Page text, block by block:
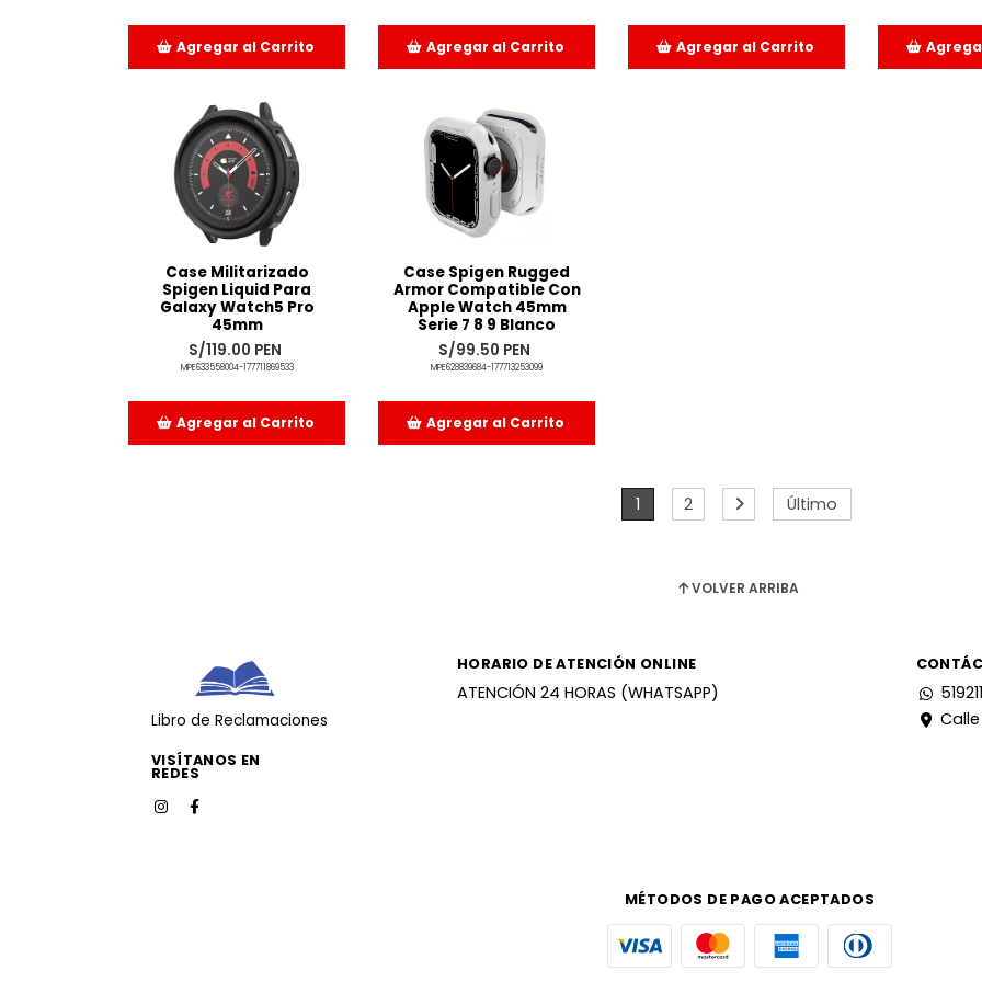
Agregar al Carrito Agregar al Carrito Agregar al Carrito
Case Militarizado
Spigen Liquid Para
Galaxy Watch5 Pro
45mm
S/119.00 PEN
MPE633558004-177711869533
Agregar al Carrito
Case Spigen Rugged
Armor Compatible Con
Apple Watch 45mm
Serie 7 8 9 Blanco
S/99.50 PEN
MPE628839684-177713253099
Agregar al Carrito
1 2 Último
VOLVER ARRIBA
Libro de Reclamaciones
VISÍTANOS EN
REDES
HORARIO DE ATENCIÓN ONLINE
ATENCIÓN 24 HORAS (WHATSAPP)
MÉTODOS DE PAGO ACEPTADOS